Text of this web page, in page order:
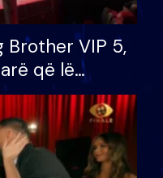
Brother VIP 5,
që lë
për